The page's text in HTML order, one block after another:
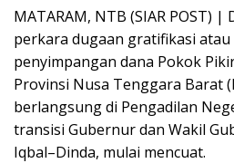
MATARAM, NTB (SIAR POST)
perkara dugaan gratifikasi atau
penyimpangan dana Pokok
Provinsi Nusa Tenggara Barat
berlangsung di Pengadilan
transisi Gubernur dan Wakil
Iqbal–Dinda, mulai mencuat.